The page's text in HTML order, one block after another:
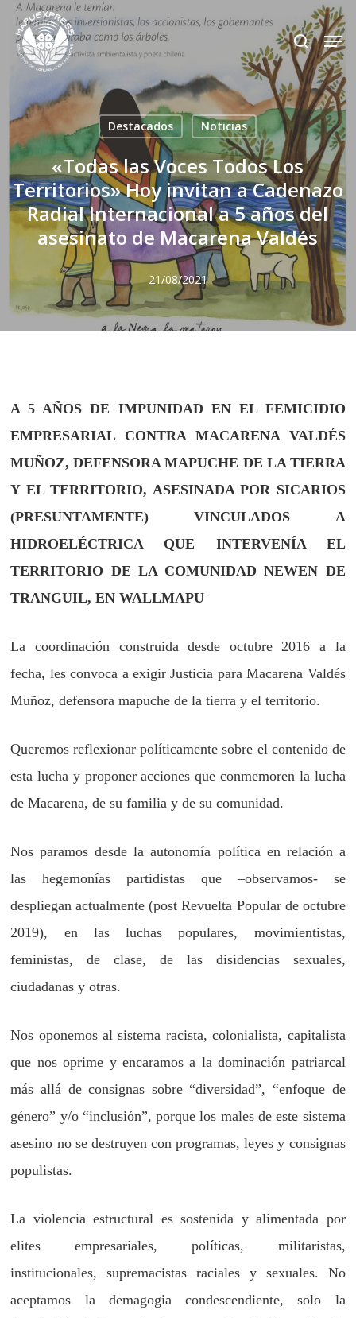
Skip
main
search
Destacados Noticias
«Todas las Voces Todos Los
Territorios» Hoy invitan a Cadenazo
Radial Internacional a 5 años del
asesinato de Macarena Valdés
21/08/2021
A 5 AÑOS DE IMPUNIDAD EN EL FEMICIDIO
EMPRESARIAL CONTRA MACARENA VALDÉS
MUÑOZ, DEFENSORA MAPUCHE DE LA TIERRA
Y EL TERRITORIO, ASESINADA POR SICARIOS
(PRESUNTAMENTE) VINCULADOS A
HIDROELÉCTRICA QUE INTERVENÍA EL
TERRITORIO DE LA COMUNIDAD NEWEN DE
TRANGUIL, EN WALLMAPU
La coordinación construida desde octubre 2016 a la
fecha, les convoca a exigir Justicia para Macarena Valdés
Muñoz, defensora mapuche de la tierra y el territorio.
Queremos reflexionar políticamente sobre el contenido de
esta lucha y proponer acciones que conmemoren la lucha
de Macarena, de su familia y de su comunidad.
Nos paramos desde la autonomía política en relación a
las hegemonías partidistas que –observamos- se
despliegan actualmente (post Revuelta Popular de octubre
2019), en las luchas populares, movimientistas,
feministas, de clase, de las disidencias sexuales,
ciudadanas y otras.
Nos oponemos al sistema racista, colonialista, capitalista
que nos oprime y encaramos a la dominación patriarcal
más allá de consignas sobre “diversidad”, “enfoque de
género” y/o “inclusión”, porque los males de este sistema
asesino no se destruyen con programas, leyes y consignas
populistas.
La violencia estructural es sostenida y alimentada por
elites empresariales, políticas, militaristas,
institucionales, supremacistas raciales y sexuales. No
aceptamos la demagogia condescendiente, solo la
Close
Menu